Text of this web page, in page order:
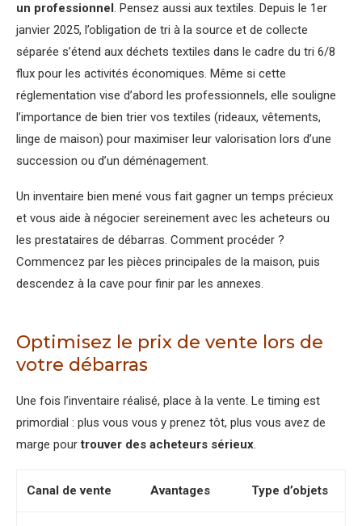
un professionnel . Pensez aussi aux textiles. Depuis le 1er
janvier 2025, l’obligation de tri à la source et de collecte
séparée s’étend aux déchets textiles dans le cadre du tri 6/8
flux pour les activités économiques. Même si cette
réglementation vise d’abord les professionnels, elle souligne
l’importance de bien trier vos textiles (rideaux, vêtements,
linge de maison) pour maximiser leur valorisation lors d’une
succession ou d’un déménagement.
Un inventaire bien mené vous fait gagner un temps précieux
et vous aide à négocier sereinement avec les acheteurs ou
les prestataires de débarras. Comment procéder ?
Commencez par les pièces principales de la maison, puis
descendez à la cave pour finir par les annexes.
Optimisez le prix de vente lors de
votre débarras
Une fois l’inventaire réalisé, place à la vente. Le timing est
primordial : plus vous vous y prenez tôt, plus vous avez de
marge pourtrouver des acheteurs sérieux.
Canal de vente Avantages Type d’objets